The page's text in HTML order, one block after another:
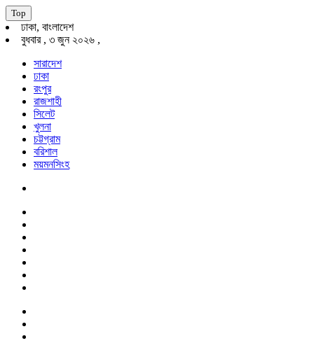
Top
ঢাকা, বাংলাদেশ
বুধবার , ৩ জুন ২০২৬ ,
সারাদেশ
ঢাকা
রংপুর
রাজশাহী
সিলেট
খুলনা
চট্টগ্রাম
বরিশাল
ময়মনসিংহ